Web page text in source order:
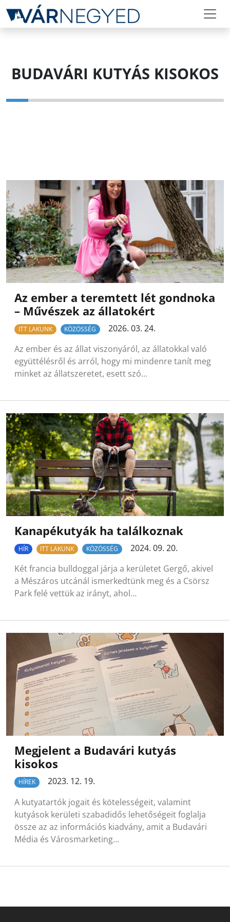
BUDAVÁRI KUTYÁS KISOKOS
Az ember a teremtett lét gondnoka
– Művészek az állatokért
ITT LAKUNK KÖZÖSSÉG
2026. 03. 24.
Az ember és az állat viszonyáról, az állatokkal való
együttélésről és arról, hogy mi mindenre tanít meg
minket az állatszeretet, esett szó…
Kanapékutyák ha találkoznak
HÍR ITT LAKUNK KÖZÖSSÉG
2024. 09. 20.
Két francia bulldoggal járja a kerületet Gergő, akivel
a Mészáros utcánál ismerkedtünk meg és a Csörsz
Park felé vettük az irányt, ahol…
Megjelent a Budavári kutyás
kisokos
HÍREK
2023. 12. 19.
A kutyatartók jogait és kötelességeit, valamint
kutyások kerületi szabadidős lehetőségeit foglalja
össze az az információs kiadvány, amit a Budavári
Média és Városmarketing…